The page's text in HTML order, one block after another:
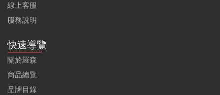
線上客服
服務說明
快速導覽
關於羅森
商品總覽
品牌目錄